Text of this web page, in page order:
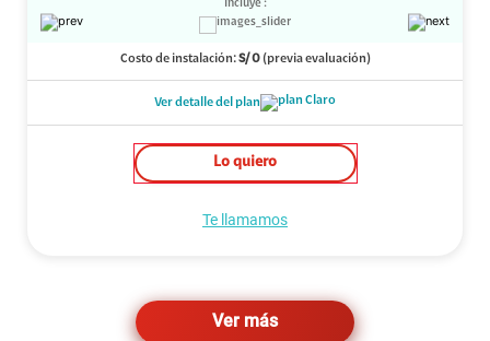
Incluye :
Costo de instalación: S/0(previa evaluación)
Ver detalle del plan
Lo quiero
Te llamamos
Ver más